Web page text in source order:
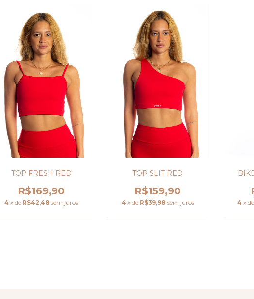
TOP FRESH RED
R$169,90
4 x de R$42,48 sem juros
TOP SLIT RED
R$159,90
4 x de R$39,98 sem juros 4 x de